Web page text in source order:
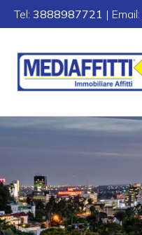
Tel: 3888987721 | Email:
CHI
CONTATTI
Codice
Vendita
Affitto